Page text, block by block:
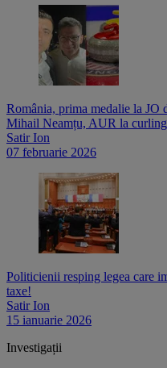
România, prima medalie la JO
Mihail Neamțu, AUR la curling
Satir Ion
07 februarie 2026
Politicienii resping legea care
taxe!
Satir Ion
15 ianuarie 2026
Investigații